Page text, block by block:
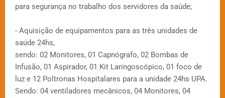
para segurança no trabalho dos servidores da saúde;
- Aquisição de equipamentos para as três unidades de
saúde 24hs,
sendo: 02 Monitores, 01 Capnógrafo, 02 Bombas de
Infusão, 01 Aspirador, 01 Kit Laringoscópico, 01 foco de
luz e 12 Poltronas Hospitalares para a unidade 24hs UPA.
Sendo: 04 ventiladores mecânicos, 04 Monitores, 04